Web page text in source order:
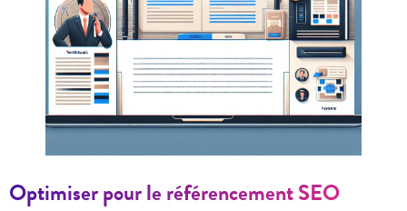
Optimiser pour le référencement SEO